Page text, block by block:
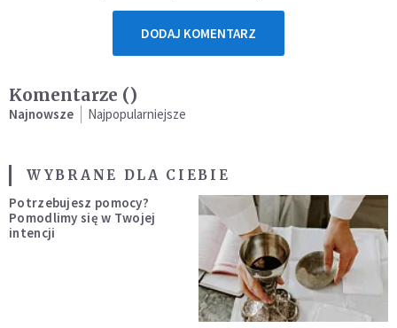
DODAJ KOMENTARZ
Komentarze ()
Najnowsze Najpopularniejsze
WYBRANE DLA CIEBIE
Potrzebujesz pomocy?
Pomodlimy się w Twojej
intencji